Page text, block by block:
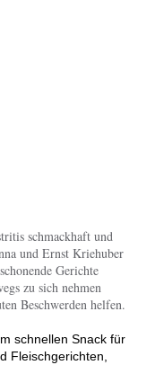
schmackhaft und
und Ernst Kriehuber
Gerichte
zu sich nehmen
Beschwerden helfen.
schnellen Snack für
Fleischgerichten,